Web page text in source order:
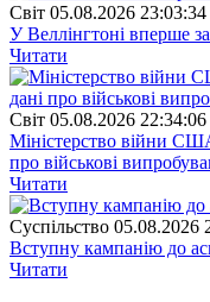
Свiт 05.08.2026 23:03:34
У Веллінгтоні вперше
Читати
Свiт 05.08.2026 22:34:06
Міністерство війни
про військові
Читати
Суспiльство 05.08.2026
Вступну кампанію до
Читати